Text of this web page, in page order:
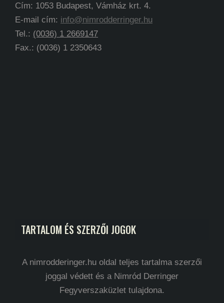
Cím: 1053 Budapest, Vámház krt. 4.
E-mail cím: info@nimrodderringer.hu
Tel.: (0036) 1 2669147
Fax.: (0036) 1 2350643
TARTALOM ÉS SZERZŐI JOGOK
A nimrodderinger.hu oldal teljes tartalma szerzői
joggal védett és a Nimród Derringer
Fegyverszaküzlet tulajdona.